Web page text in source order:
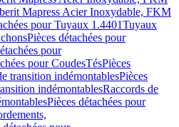
Mapress Acier Inoxydable, FKM
pour Tuyaux 1.4401Tuyaux
Pièces détachées pour
pour
pour CoudesTésPièces
transition indémontablesPièces
indémontablesRaccords de
Pièces détachées pour